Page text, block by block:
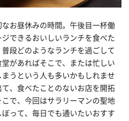
お昼休みの時間。午後目一杯働
できるおいしいランチを食べた
段どのようなランチを過ごして
があればそこで、または忙しい
うという人も多いかもしれませ
、食べたことのないお店を開拓
で、今回はサラリーマンの聖地
って、毎日でも通いたいおすす